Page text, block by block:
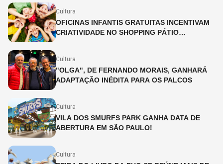
Cultura
OFICINAS INFANTIS GRATUITAS INCENTIVAM
CRIATIVIDADE NO SHOPPING PÁTIO
Cultura
"OLGA", DE FERNANDO MORAIS, GANHARÁ
ADAPTAÇÃO INÉDITA PARA OS PALCOS
Cultura
VILA DOS SMURFS PARK GANHA DATA DE
ABERTURA EM SÃO PAULO!
Cultura